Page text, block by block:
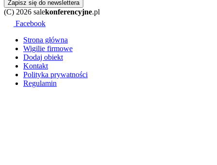
Zapisz się do newslettera
(C) 2026 salekonferencyjne.pl
Facebook
Strona główna
Wigilie firmowe
Dodaj obiekt
Kontakt
Polityka prywatności
Regulamin